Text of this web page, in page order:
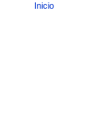
Inicio